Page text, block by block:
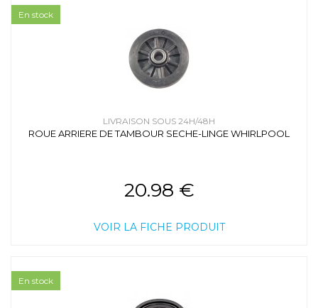
LIVRAISON SOUS 24H/48H
ROUE ARRIERE DE TAMBOUR SECHE-LINGE WHIRLPOOL
20.98 €
VOIR LA FICHE PRODUIT
En stock
En stock